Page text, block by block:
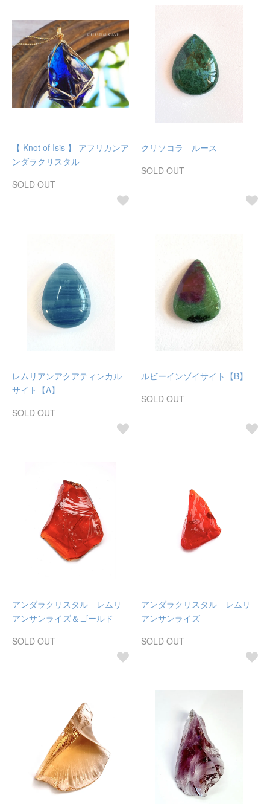
【 Knot of Isis 】 アフリカンア
ンダラクリスタル
SOLD OUT
クリソコラ ルース
SOLD OUT
レムリアンアクアティンカル
サイト【A】
SOLD OUT
ルビーインゾイサイト【B】
SOLD OUT
アンダラクリスタル レムリ
アンサンライズ＆ゴールド
SOLD OUT
アンダラクリスタル レムリ
アンサンライズ
SOLD OUT